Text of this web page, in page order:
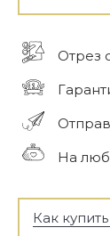
Отрез
На
Как